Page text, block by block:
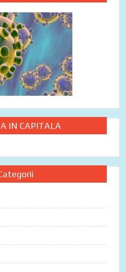
IN CAPITALA